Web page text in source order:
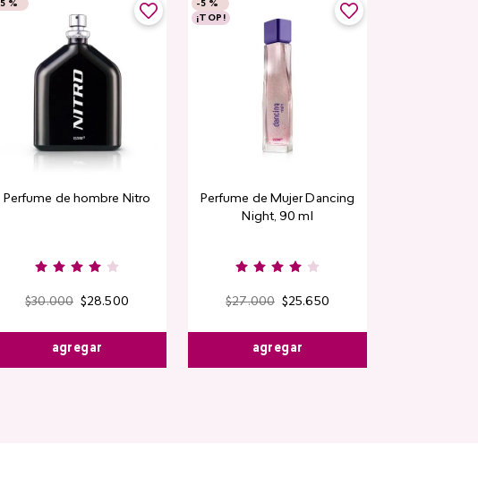
5 %
Perfume de hombre Nitro
$30.000 $28.500
agregar
-5 %
¡TOP!
Perfume de Mujer Dancing
Night, 90 ml
$27.000 $25.650
agregar